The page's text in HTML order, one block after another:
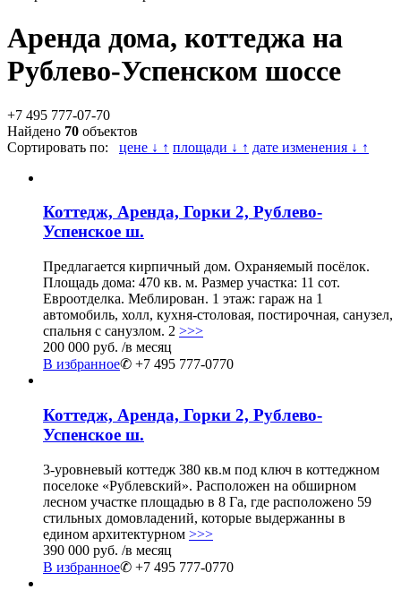
Аренда дома, коттеджа на
Рублево-Успенском шоссе
+7 495 777-07-70
Найдено 70 объектов
Сортировать по: цене ↓ ↑ площади ↓ ↑ дате изменения ↓ ↑
Коттедж, Аренда, Горки 2, Рублево-
Успенское ш.
Предлагается кирпичный дом. Охраняемый посёлок.
Площадь дома: 470 кв. м. Размер участка: 11 сот.
Евроотделка. Меблирован. 1 этаж: гараж на 1
автомобиль, холл, кухня-столовая, постирочная, санузел,
спальня с санузлом. 2 >>>
200 000 руб. /в месяц
В избранное✆ +7 495 777-0770
Коттедж, Аренда, Горки 2, Рублево-
Успенское ш.
3-уровневый коттедж 380 кв.м под ключ в коттеджном
поселоке «Рублевский». Расположен на обширном
лесном участке площадью в 8 Га, где расположено 59
стильных домовладений, которые выдержанны в
едином архитектурном >>>
390 000 руб. /в месяц
В избранное✆ +7 495 777-0770